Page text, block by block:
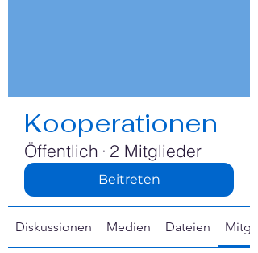
Kooperationen
Öffentlich · 2 Mitglieder
Beitreten
Diskussionen Medien Dateien